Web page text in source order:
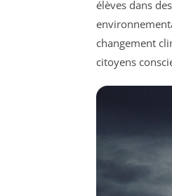
élèves dans
changement
citoyens